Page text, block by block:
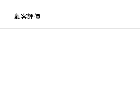
顧客評價